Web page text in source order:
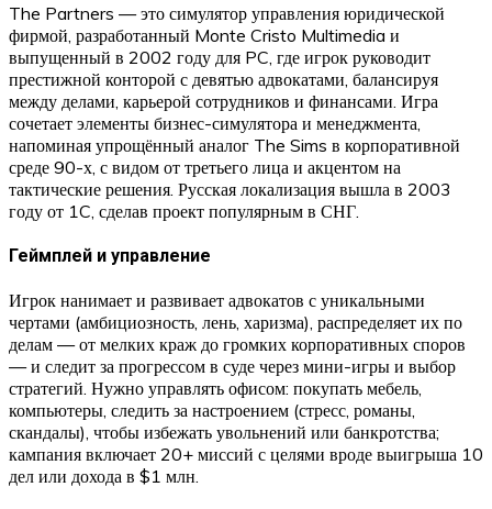
The Partners — это симулятор управления юридической
фирмой, разработанный Monte Cristo Multimedia и
выпущенный в 2002 году для PC, где игрок руководит
престижной конторой с девятью адвокатами, балансируя
между делами, карьерой сотрудников и финансами. Игра
сочетает элементы бизнес-симулятора и менеджмента,
напоминая упрощённый аналог The Sims в корпоративной
среде 90-х, с видом от третьего лица и акцентом на
тактические решения. Русская локализация вышла в 2003
году от 1C, сделав проект популярным в СНГ.
Геймплей и управление
Игрок нанимает и развивает адвокатов с уникальными
чертами (амбициозность, лень, харизма), распределяет их по
делам — от мелких краж до громких корпоративных споров
— и следит за прогрессом в суде через мини-игры и выбор
стратегий. Нужно управлять офисом: покупать мебель,
компьютеры, следить за настроением (стресс, романы,
скандалы), чтобы избежать увольнений или банкротства;
кампания включает 20+ миссий с целями вроде выигрыша 10
дел или дохода в $1 млн.